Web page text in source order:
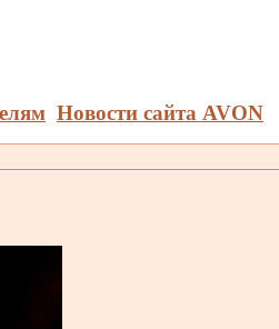
Новости сайта AVON